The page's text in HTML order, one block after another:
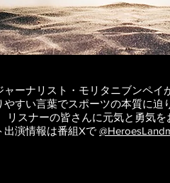
ャーナリスト・モリタニブンペ
やすい言葉でスポーツの本質に
リスナーの皆さんに元気と勇気を
出演情報は番組Xで